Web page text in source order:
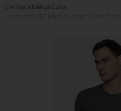
Camiseta Manga Curta